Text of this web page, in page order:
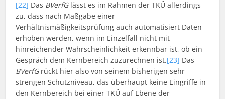
[22] Das BVerfGlässt es im Rahmen der TKÜ allerdings
zu, dass nach Maßgabe einer
Verhältnismäßigkeitsprüfung auch automatisiert Daten
erhoben werden, wenn im Einzelfall nicht mit
hinreichender Wahrscheinlichkeit erkennbar ist, ob ein
Gespräch dem Kernbereich zuzurechnen ist.[23] Das
BVerfGrückt hier also von seinem bisherigen sehr
strengen Schutzniveau, das überhaupt keine Eingriffe in
den Kernbereich bei einer TKÜ auf Ebene der